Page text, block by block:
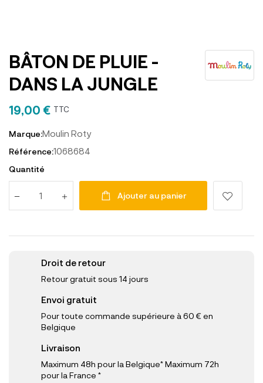
BÂTON DE PLUIE -
DANS LA JUNGLE
19,00 € TTC
Marque:Moulin Roty
Référence:1068684
Quantité
Ajouter au panier
Droit de retour
Retour gratuit sous 14 jours
Envoi gratuit
Pour toute commande supérieure à 60 € en
Belgique
Livraison
Maximum 48h pour la Belgique* Maximum 72h
pour la France *